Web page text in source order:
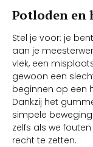
Potloden en
Stel je voor: je
aan je
vlek, een
gewoon een
beginnen op een
Dankzij het
simpele
zelfs als we
recht te zetten.